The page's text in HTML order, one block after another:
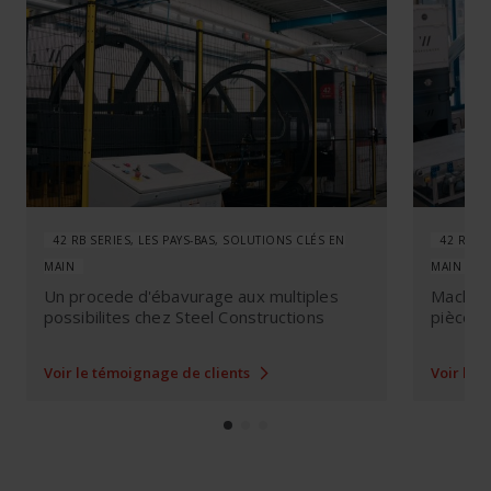
offers
service"}]
42 RB SERIES, LES PAYS-BAS, SOLUTIONS CLÉS EN
MAIN
Un procede d'ébavurage aux multiples
possibilites chez Steel Constructions
Voir le témoignage de clients
42 RB
MAIN
pièces
Voir le